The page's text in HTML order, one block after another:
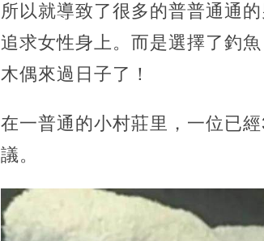
所以就導致了很多的普普通通
追求女性身上。而是選擇了釣
木偶來過日子了！
在一普通的小村莊里，一位已
議。